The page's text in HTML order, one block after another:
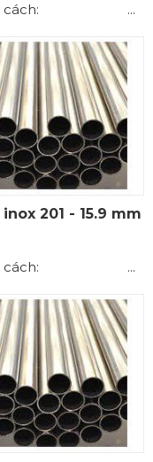
cách: ...
201 - 15.9 mm
cách: ...